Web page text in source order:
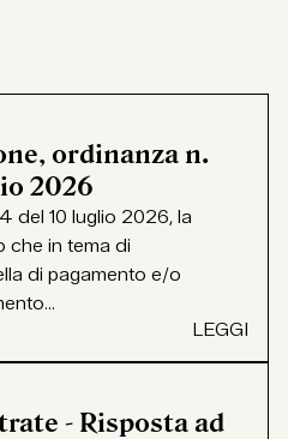
ordinanza n.
2026
del 10 luglio 2026, la
che in tema di
di pagamento e/o
LEGGI
- Risposta ad